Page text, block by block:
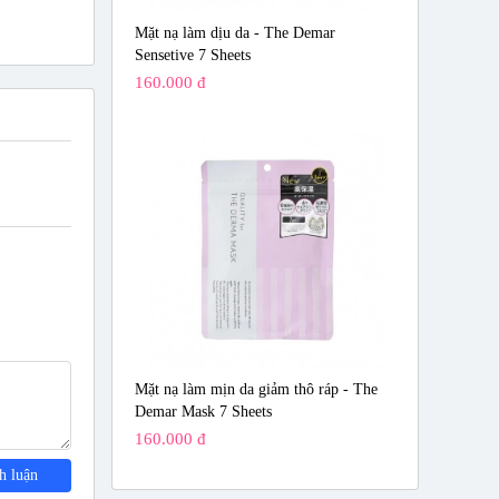
Leaf
luận
Mặt nạ làm dịu da - The Demar
Sensetive 7 Sheets
160.000 đ
Mặt nạ làm mịn da giảm thô ráp - The
Demar Mask 7 Sheets
160.000 đ